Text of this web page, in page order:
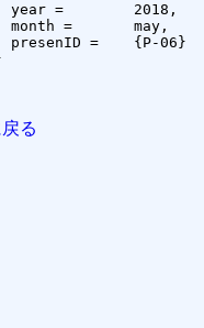
year =	2018,
month =	may,
presenID =	{P-06}
る